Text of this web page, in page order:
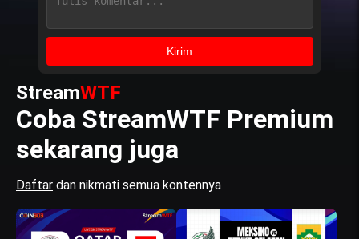
Kirim
StreamWTF
Coba StreamWTF Premium
sekarang juga
Daftar dan nikmati semua kontennya